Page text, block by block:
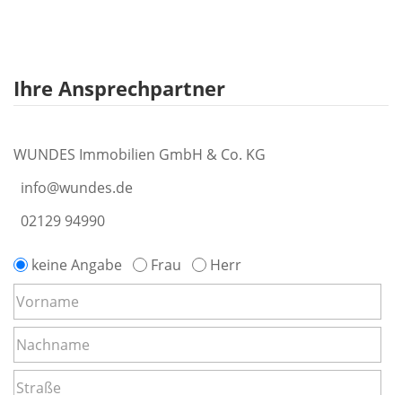
Ihre Ansprechpartner
WUNDES Immobilien GmbH & Co. KG
info@wundes.de
02129 94990
keine Angabe Frau Herr